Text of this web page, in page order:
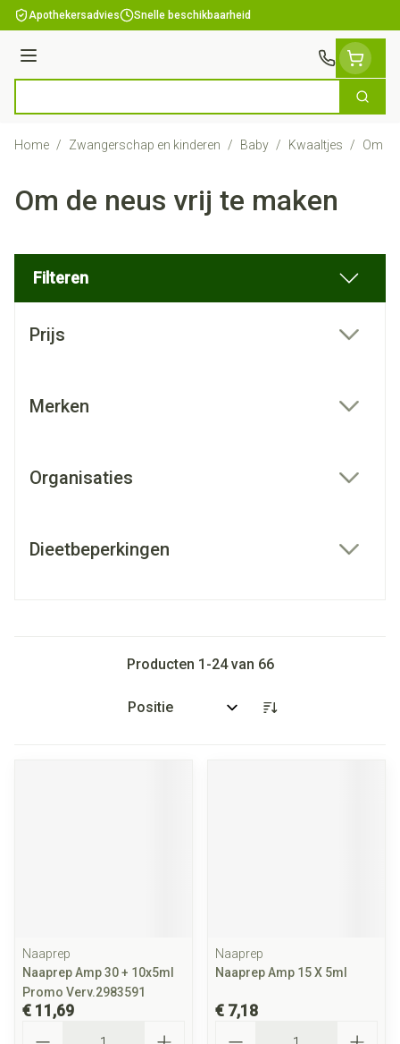
Ga naar de inhoud
Apothekersadvies Snelle beschikbaarheid
Menu
Zoek
Home / Zwangerschap en kinderen / Baby / Kwaaltjes / Om
Om de neus vrij te maken
Filteren
Prijs
Merken
Organisaties
Dieetbeperkingen
Producten 1 -24van 66
Sorteer op:
Naaprep
Naaprep Amp 30 + 10x5ml
Promo Verv.2983591
€ 11,69
Naaprep
Naaprep Amp 15 X 5ml
€ 7,18